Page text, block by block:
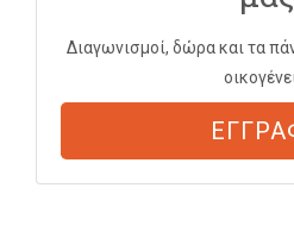
Διαγωνισμοί, δώρα και τα